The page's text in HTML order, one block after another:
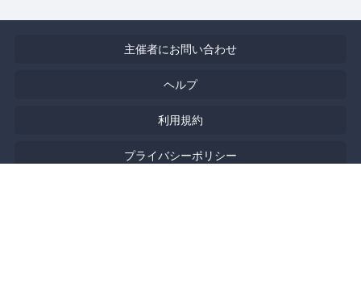
主催者にお問い合わせ
ヘルプ
利用規約
プライバシーポリシー